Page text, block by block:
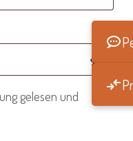
gelesen und